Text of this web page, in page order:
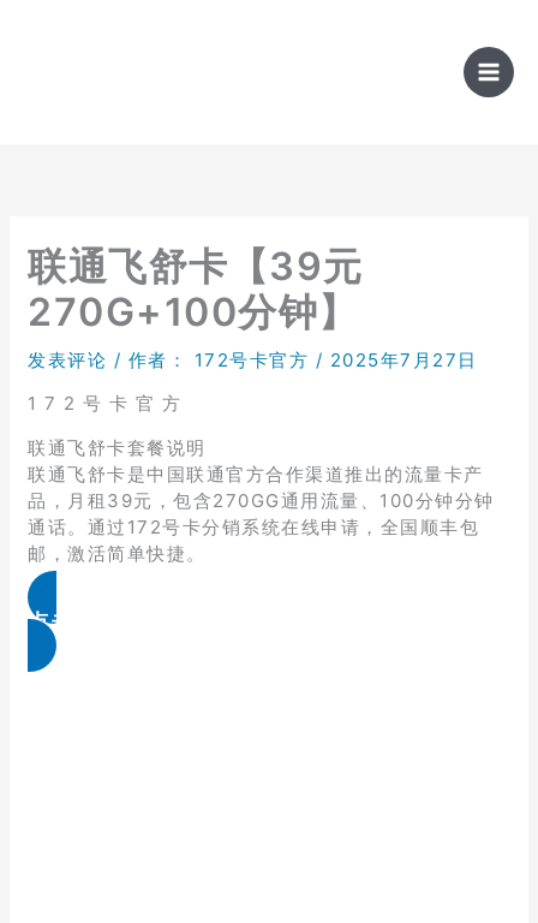
联通飞舒卡【39元
270G+100分钟】
发表评论 / 作者： 172号卡官方 / 2025年7月27日
1 7 2 号 卡 官 方
联通飞舒卡套餐说明
联通飞舒卡是中国联通官方合作渠道推出的流量卡产
品，月租39元，包含270GG通用流量、100分钟分钟
通话。通过172号卡分销系统在线申请，全国顺丰包
邮，激活简单快捷。
点击免费领取